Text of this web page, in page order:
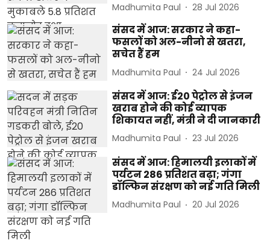
Madhumita Paul 28 Jul 2026
संसद में आज: सरकार ने कहा-
फसलों को अल-नीनो से खतरा,
सचेत हैं हम
Madhumita Paul 24 Jul 2026
संसद में आज: ई20 पेट्रोल से इंजन
खराब होने की कोई व्यापक
शिकायत नहीं, मंत्री ने दी जानकारी
Madhumita Paul 23 Jul 2026
संसद में आज: हिमालयी इलाकों में
पर्यटन 286 प्रतिशत बढ़ा; गंगा
डॉल्फिन संरक्षण को नई गति मिली
Madhumita Paul 20 Jul 2026